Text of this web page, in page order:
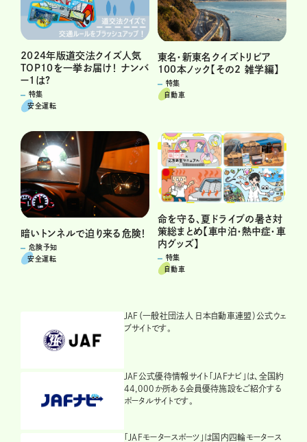
2024年版道交法クイズ人気
TOP10を一挙お届け！ ナンバ
ー1は?
特集
安全運転
東名・新東名クイズトリビア
100本ノック【その2 雑学編】
特集
自動車
暗いトンネルで迫り来る危険！
危険予知
安全運転
命を守る、夏ドライブの暑さ対
策総まとめ【車中泊・熱中症・車
内グッズ】
特集
自動車
JAF（一般社団法人 日本自動車連盟）公式ウェ
ブサイトです。
JAF公式優待情報サイト「JAFナビ」は、全国約
44,000か所ある会員優待施設をご紹介する
ポータルサイトです。
「JAFモータースポーツ」は国内四輪モータース